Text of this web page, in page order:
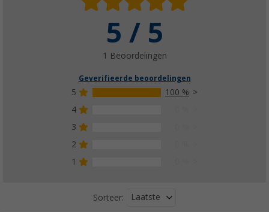
5 / 5
1 Beoordelingen
Geverifieerde beoordelingen
5
100 %
4
3
2
1
Sorteer: Laatste